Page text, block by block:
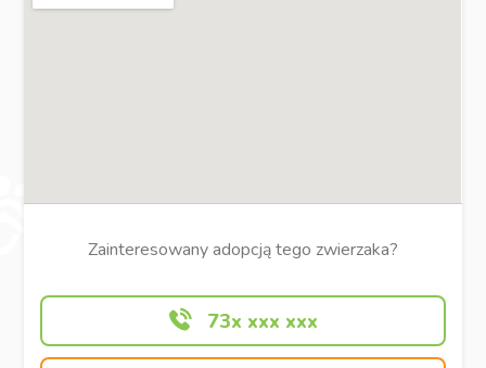
Zainteresowany adopcją tego zwierzaka?
73x xxx xxx